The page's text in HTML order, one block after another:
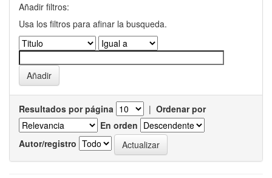
Añadir filtros:
Usa los filtros para afinar la busqueda.
Resultados por página | Ordenar por
En orden
Autor/registro